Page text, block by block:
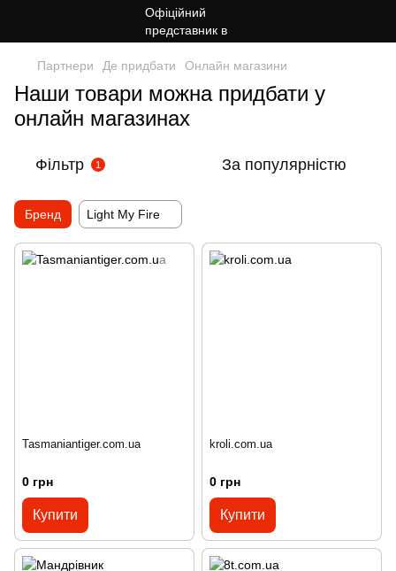
Партнери Де придбати Онлайн магазини
Наши товари можна придбати у
онлайн магазинах
Фільтр 1 За популярністю
Бренд Light My Fire
Tasmaniantiger.com.ua
0 грн
Купити
kroli.com.ua
0 грн
Купити